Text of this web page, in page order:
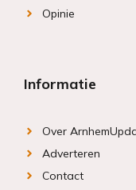
Opinie
Informatie
Over
Adverteren
Contact